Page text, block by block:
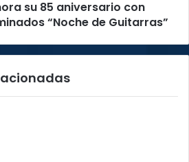
su 85 aniversario con
“Noche de Guitarras”